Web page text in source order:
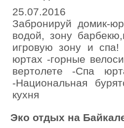
25.07.2016
Забронируй домик-
водой, зону
игровую зону и
юртах -горные
вертолете -Спа
-Национальная
кухня
Эко отдых на